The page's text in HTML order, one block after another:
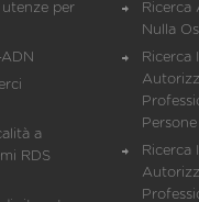
utenze per
a
RDS
Ricerca
Nulla
Ricerca
Persone
Ricerca